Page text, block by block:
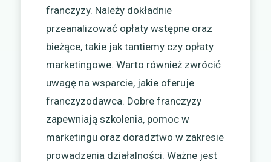
franczyzy. Należy dokładnie
przeanalizować opłaty wstępne oraz
bieżące, takie jak tantiemy czy opłaty
marketingowe. Warto również zwrócić
uwagę na wsparcie, jakie oferuje
franczyzodawca. Dobre franczyzy
zapewniają szkolenia, pomoc w
marketingu oraz doradztwo w zakresie
prowadzenia działalności. Ważne jest